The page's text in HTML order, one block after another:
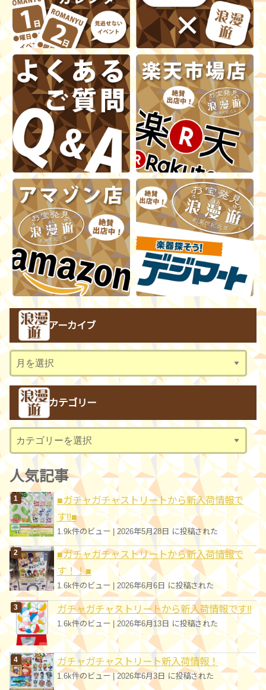
アーカイブ
ー
イ
ブ
カテゴリー
テ
ゴ
リ
ー
人気記事
■ガチャガチャストリートから新入荷情報で
す!!■
1.9k件のビュー |2026年5月28日 に投稿された
■ガチャガチャストリートから新入荷情報で
す！！■
1.6k件のビュー 2026年6月6日 に投稿された
ガチャガチャストリートから新入荷情報です!!
1.6k件のビュー | 2026年6月13日 に投稿された
ガチャガチャストリート新入荷情報！
1.6k件のビュー| 2026年6月3日 に投稿された